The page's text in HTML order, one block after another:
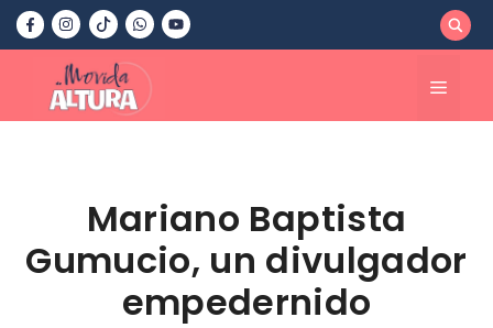
Saltar
contenido
Menú
Mariano Baptista
Gumucio, un divulgador
empedernido